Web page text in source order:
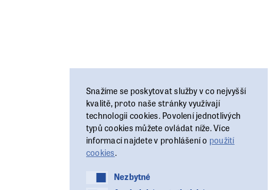
Snažíme se poskytovat služby v co nejvyšší
kvalitě, proto naše stránky využívají
technologii cookies. Povolení jednotlivých
typů cookies můžete ovládat níže. Více
informací najdete v prohlášení o použití
cookies.
NezbytnéNezbytné